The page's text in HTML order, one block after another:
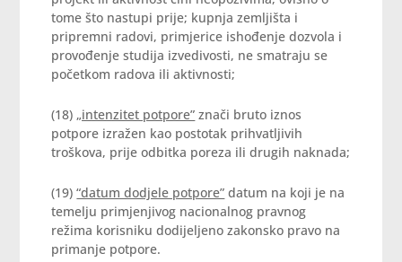
tome što nastupi prije; kupnja zemljišta i
pripremni radovi, primjerice ishođenje dozvola i
provođenje studija izvedivosti, ne smatraju se
početkom radova ili aktivnosti;
(18)„intenzitet potpore” znači bruto iznos
potpore izražen kao postotak prihvatljivih
troškova, prije odbitka poreza ili drugih naknada;
(19)“datum dodjele potpore” datum na koji je na
temelju primjenjivog nacionalnog pravnog
režima korisniku dodijeljeno zakonsko pravo na
primanje potpore.